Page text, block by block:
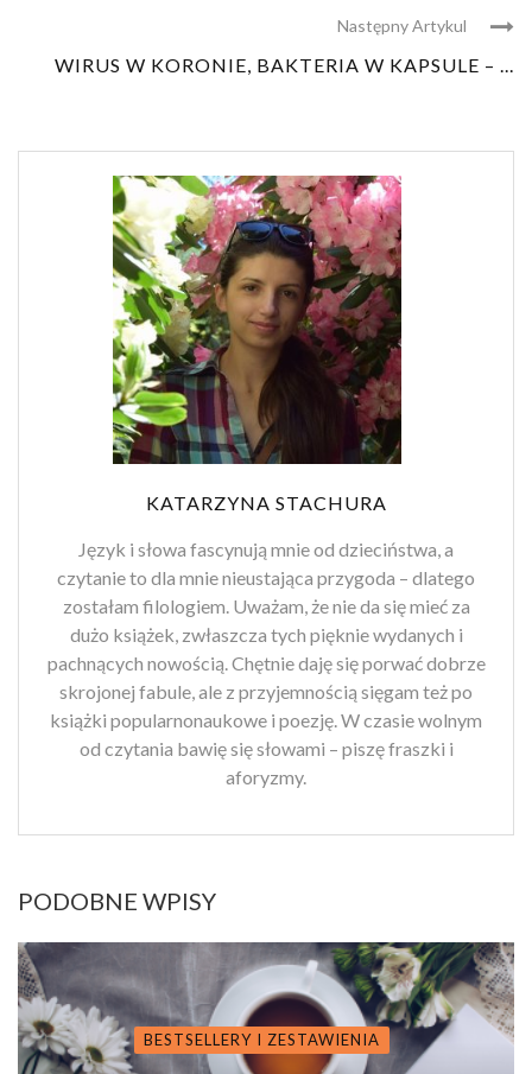
Następny Artykul
WIRUS W KORONIE, BAKTERIA W KAPSULE – ...
KATARZYNA STACHURA
Język i słowa fascynują mnie od dzieciństwa, a
czytanie to dla mnie nieustająca przygoda – dlatego
zostałam filologiem. Uważam, że nie da się mieć za
dużo książek, zwłaszcza tych pięknie wydanych i
pachnących nowością. Chętnie daję się porwać dobrze
skrojonej fabule, ale z przyjemnością sięgam też po
książki popularnonaukowe i poezję. W czasie wolnym
od czytania bawię się słowami – piszę fraszki i
aforyzmy.
PODOBNE WPISY
BESTSELLERY I ZESTAWIENIA